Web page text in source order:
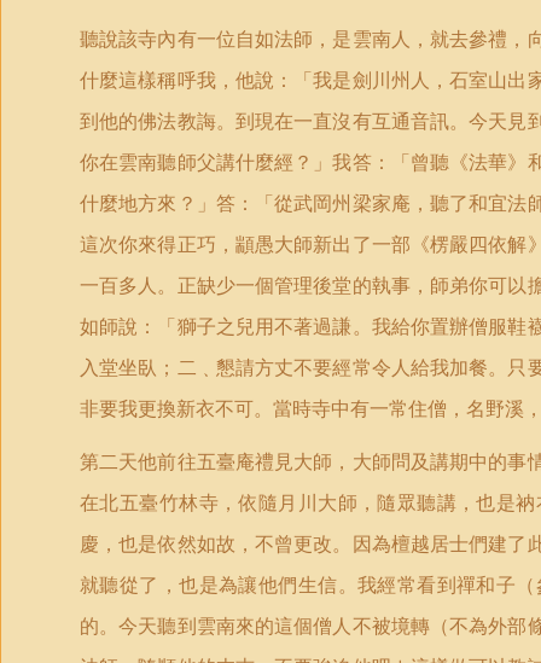
聽說該寺內有一位自如法師，是雲南人，就去參禮
什麼這樣稱呼我，他說：「我是劍川州人，石室山
到他的佛法教誨。到現在一直沒有互通音訊。今天
你在雲南聽師父講什麼經？」我答：「曾聽《法華
什麼地方來？」答：「從武岡州梁家庵，聽了和宜
這次你來得正巧，顓愚大師新出了一部《楞嚴四依
一百多人。正缺少一個管理後堂的執事，師弟你可
如師說：「獅子之兒用不著過謙。我給你置辦僧服
入堂坐臥；二﹑懇請方丈不要經常令人給我加餐。
非要我更換新衣不可。當時寺中有一常住僧，名野溪
第二天他前往五臺庵禮見大師，大師問及講期中的
在北五臺竹林寺，依隨月川大師，隨眾聽講，也是
慶，也是依然如故，不曾更改。因為檀越居士們建
就聽從了，也是為讓他們生信。我經常看到禪和子
的。今天聽到雲南來的這個僧人不被境轉（不為外